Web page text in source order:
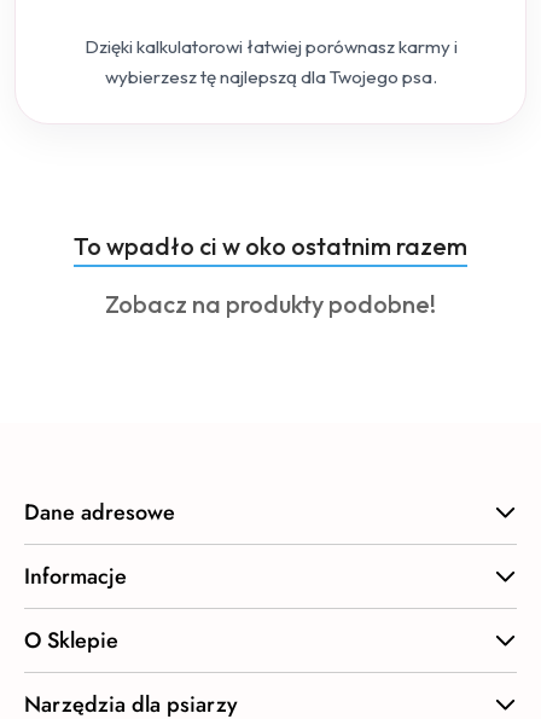
Dzięki kalkulatorowi łatwiej porównasz karmy i
wybierzesz tę najlepszą dla Twojego psa.
Pomiń karuzelę produktów
Produkty
o
statusie:
To wpadło ci w oko ostatnim razem
Produkty
Zobacz na produkty podobne!
Dane adresowe
Informacje
O Sklepie
Narzędzia dla psiarzy